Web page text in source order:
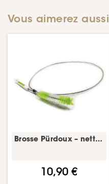
Vous aimerez aussi
Brosse Pürdoux – nettoyage tuyau CPAP
10,90 €